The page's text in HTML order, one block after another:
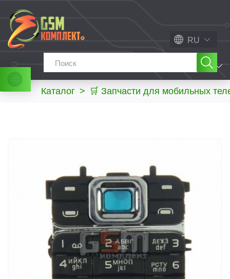
RU
МЕНЮ
Каталог > 🛒 Запчасти для мобильных